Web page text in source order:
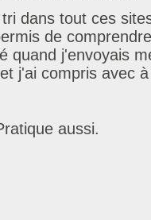
dans tout ces
de
quand j'envoyais
j'ai compris avec
aussi.